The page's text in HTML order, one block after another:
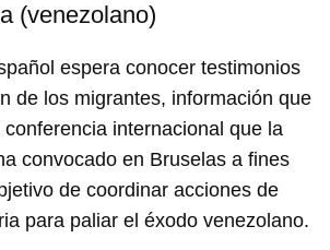
(venezolano)
espera conocer testimonios
de los migrantes, información que
internacional que la
convocado en Bruselas a fines
de coordinar acciones de
para paliar el éxodo venezolano.